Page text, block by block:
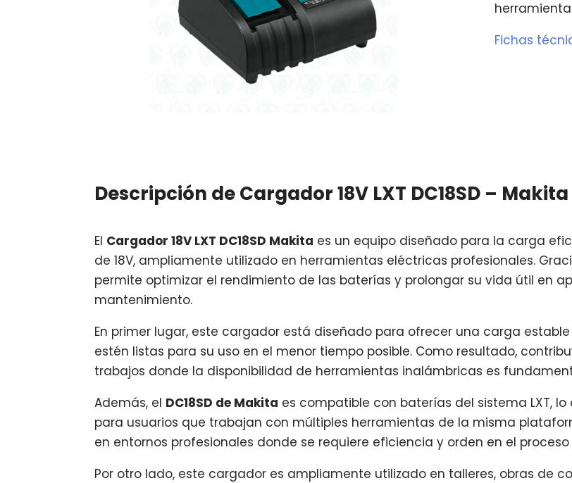
Fichas
Descripción de Cargador 18V LXT DC18SD – Makita
El Cargador 18V LXT DC18SD Makita es un equipo diseñado para la carga
de 18V, ampliamente utilizado en herramientas eléctricas profesionales.
permite optimizar el rendimiento de las baterías y prolongar su vida útil en
mantenimiento.
En primer lugar, este cargador está diseñado para ofrecer una carga
estén listas para su uso en el menor tiempo posible. Como resultado,
trabajos donde la disponibilidad de herramientas inalámbricas es
Además, el DC18SD de Makita es compatible con baterías del sistema LXT,
para usuarios que trabajan con múltiples herramientas de la misma
en entornos profesionales donde se requiere eficiencia y orden en el
Por otro lado, este cargador es ampliamente utilizado en talleres, obras de